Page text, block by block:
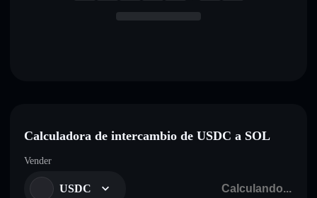
Calculadora de intercambio de USDC a SOL
Vender
USDC